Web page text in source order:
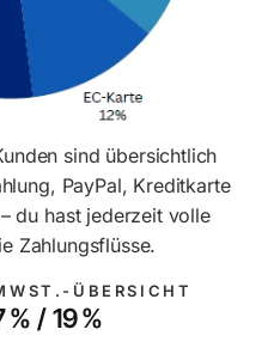
sind übersichtlich
PayPal, Kreditkarte
du hast jederzeit volle
Zahlungsflüsse.
ÜBERSICHT
/ 19 %